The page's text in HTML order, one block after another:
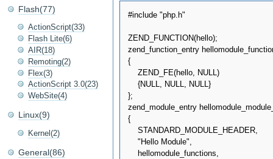
#include "php.h"
ZEND_FUNCTION(hello);
zend_function_entry
{
    ZEND_FE(hello, NULL)
    {NULL, NULL, NULL}
};
zend_module_entry
{
    STANDARD_MODULE_HEADER,
    "Hello Module",
    hellomodule_functions,
Flash(77)
ActionScript(33)
Flash Lite(6)
AIR(18)
Remoting(2)
Flex(3)
ActionScript 3.0(23)
WebSite(4)
Linux(9)
Kernel(2)
General(86)